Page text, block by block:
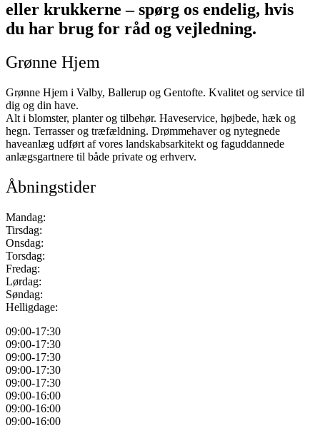
eller krukkerne – spørg os endelig, hvis
du har brug for råd og vejledning.
Grønne Hjem
Grønne Hjem i Valby, Ballerup og Gentofte. Kvalitet og service til
dig og din have.
Alt i blomster, planter og tilbehør. Haveservice, højbede, hæk og
hegn. Terrasser og træfældning. Drømmehaver og nytegnede
haveanlæg udført af vores landskabsarkitekt og faguddannede
anlægsgartnere til både private og erhverv.
Åbningstider
Mandag:
Tirsdag:
Onsdag:
Torsdag:
Fredag:
Lørdag:
Søndag:
Helligdage:
09:00-17:30
09:00-17:30
09:00-17:30
09:00-17:30
09:00-17:30
09:00-16:00
09:00-16:00
09:00-16:00